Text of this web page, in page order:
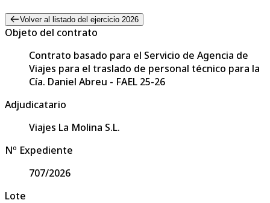
Volver al listado del ejercicio 2026
Objeto del contrato
Contrato basado para el Servicio de Agencia de
Viajes para el traslado de personal técnico para la
Cía. Daniel Abreu - FAEL 25-26
Adjudicatario
Viajes La Molina S.L.
Nº Expediente
707/2026
Lote